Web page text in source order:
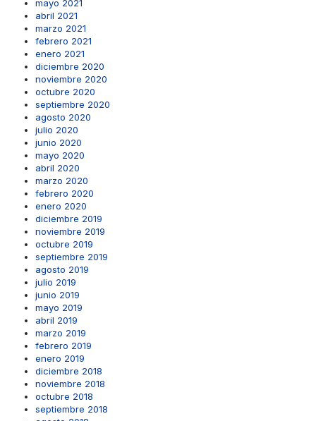
mayo 2021
abril 2021
marzo 2021
febrero 2021
enero 2021
diciembre 2020
noviembre 2020
octubre 2020
septiembre 2020
agosto 2020
julio 2020
junio 2020
mayo 2020
abril 2020
marzo 2020
febrero 2020
enero 2020
diciembre 2019
noviembre 2019
octubre 2019
septiembre 2019
agosto 2019
julio 2019
junio 2019
mayo 2019
abril 2019
marzo 2019
febrero 2019
enero 2019
diciembre 2018
noviembre 2018
octubre 2018
septiembre 2018